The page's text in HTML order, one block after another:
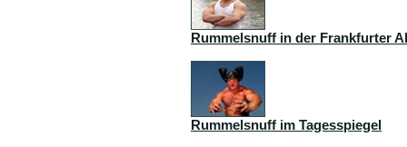
Rummelsnuff in der Frankfurter
Rummelsnuff im Tagesspiegel